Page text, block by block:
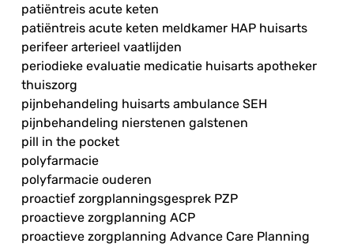
patiëntreis acute keten
patiëntreis acute keten meldkamer HAP huisarts
perifeer arterieel vaatlijden
periodieke evaluatie medicatie huisarts apotheker
thuiszorg
pijnbehandeling huisarts ambulance SEH
pijnbehandeling nierstenen galstenen
pill in the pocket
polyfarmacie
polyfarmacie ouderen
proactief zorgplanningsgesprek PZP
proactieve zorgplanning ACP
proactieve zorgplanning Advance Care Planning